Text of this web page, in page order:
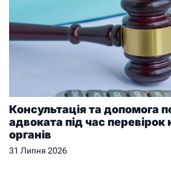
Консультація та допомога
адвоката під час
органів
31 Липня 2026